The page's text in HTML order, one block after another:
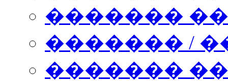
�������
������� /
�������